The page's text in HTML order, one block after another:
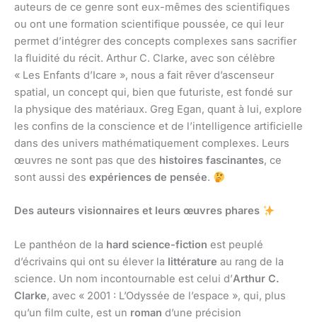
auteurs de ce genre sont eux-mêmes des scientifiques
ou ont une formation scientifique poussée, ce qui leur
permet d’intégrer des concepts complexes sans sacrifier
la fluidité du récit. Arthur C. Clarke, avec son célèbre
« Les Enfants d’Icare », nous a fait rêver d’ascenseur
spatial, un concept qui, bien que futuriste, est fondé sur
la physique des matériaux. Greg Egan, quant à lui, explore
les confins de la conscience et de l’intelligence artificielle
dans des univers mathématiquement complexes. Leurs
œuvres ne sont pas que des histoires fascinantes, ce
sont aussi des expériences de pensée.
Des auteurs visionnaires et leurs œuvres phares
Le panthéon de la hard science-fiction est peuplé
d’écrivains qui ont su élever la littérature au rang de la
science. Un nom incontournable est celui d’Arthur C.
Clarke, avec « 2001 : L’Odyssée de l’espace », qui, plus
qu’un film culte, est un roman d’une précision